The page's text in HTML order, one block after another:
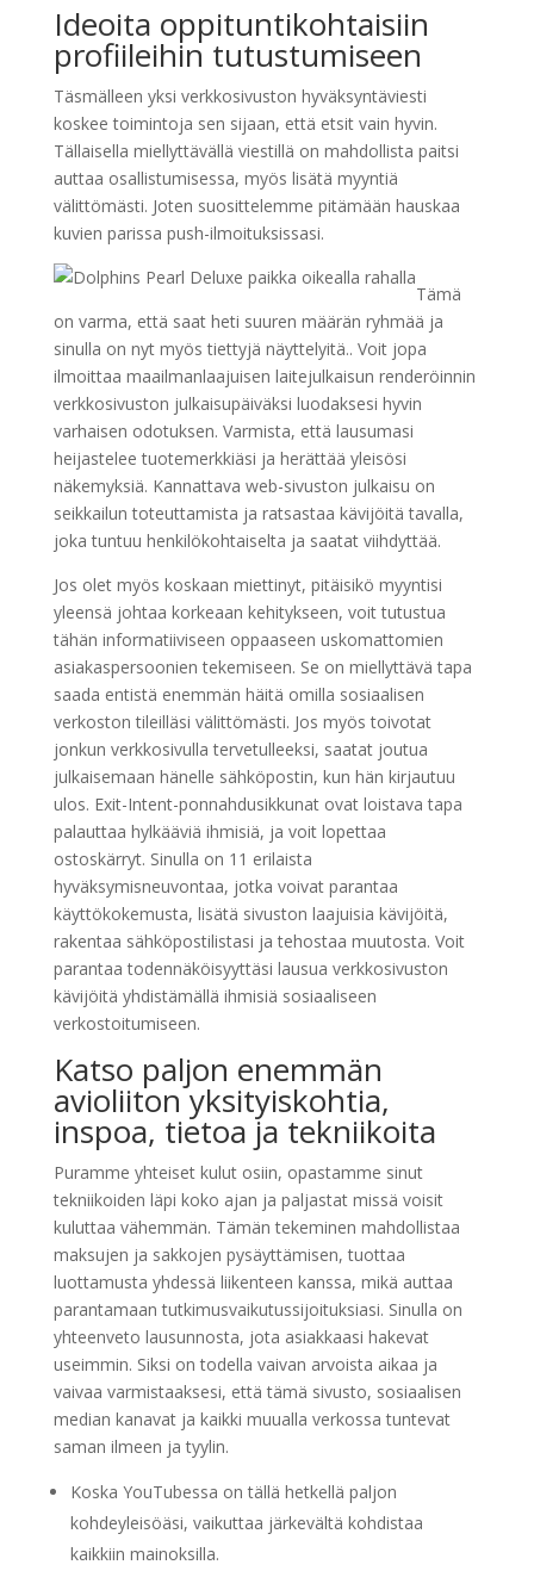
Ideoita oppituntikohtaisiin
profiileihin tutustumiseen
Täsmälleen yksi verkkosivuston hyväksyntäviesti
koskee toimintoja sen sijaan, että etsit vain hyvin.
Tällaisella miellyttävällä viestillä on mahdollista paitsi
auttaa osallistumisessa, myös lisätä myyntiä
välittömästi. Joten suosittelemme pitämään hauskaa
kuvien parissa push-ilmoituksissasi.
Tämä
on varma, että saat heti suuren määrän ryhmää ja
sinulla on nyt myös tiettyjä näyttelyitä.. Voit jopa
ilmoittaa maailmanlaajuisen laitejulkaisun renderöinnin
verkkosivuston julkaisupäiväksi luodaksesi hyvin
varhaisen odotuksen. Varmista, että lausumasi
heijastelee tuotemerkkiäsi ja herättää yleisösi
näkemyksiä. Kannattava web-sivuston julkaisu on
seikkailun toteuttamista ja ratsastaa kävijöitä tavalla,
joka tuntuu henkilökohtaiselta ja saatat viihdyttää.
Jos olet myös koskaan miettinyt, pitäisikö myyntisi
yleensä johtaa korkeaan kehitykseen, voit tutustua
tähän informatiiviseen oppaaseen uskomattomien
asiakaspersoonien tekemiseen. Se on miellyttävä tapa
saada entistä enemmän häitä omilla sosiaalisen
verkoston tileilläsi välittömästi. Jos myös toivotat
jonkun verkkosivulla tervetulleeksi, saatat joutua
julkaisemaan hänelle sähköpostin, kun hän kirjautuu
ulos. Exit-Intent-ponnahdusikkunat ovat loistava tapa
palauttaa hylkääviä ihmisiä, ja voit lopettaa
ostoskärryt. Sinulla on 11 erilaista
hyväksymisneuvontaa, jotka voivat parantaa
käyttökokemusta, lisätä sivuston laajuisia kävijöitä,
rakentaa sähköpostilistasi ja tehostaa muutosta. Voit
parantaa todennäköisyyttäsi lausua verkkosivuston
kävijöitä yhdistämällä ihmisiä sosiaaliseen
verkostoitumiseen.
Katso paljon enemmän
avioliiton yksityiskohtia,
inspoa, tietoa ja tekniikoita
Puramme yhteiset kulut osiin, opastamme sinut
tekniikoiden läpi koko ajan ja paljastat missä voisit
kuluttaa vähemmän. Tämän tekeminen mahdollistaa
maksujen ja sakkojen pysäyttämisen, tuottaa
luottamusta yhdessä liikenteen kanssa, mikä auttaa
parantamaan tutkimusvaikutussijoituksiasi. Sinulla on
yhteenveto lausunnosta, jota asiakkaasi hakevat
useimmin. Siksi on todella vaivan arvoista aikaa ja
vaivaa varmistaaksesi, että tämä sivusto, sosiaalisen
median kanavat ja kaikki muualla verkossa tuntevat
saman ilmeen ja tyylin.
Koska YouTubessa on tällä hetkellä paljon
kohdeyleisöäsi, vaikuttaa järkevältä kohdistaa
kaikkiin mainoksilla.